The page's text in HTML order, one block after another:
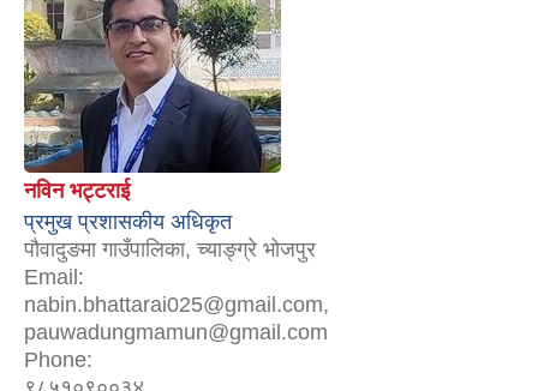
नविन भट्टराई
प्रमुख प्रशासकीय अधिकृत
पौवादुङमा गाउँपालिका, च्याङ्ग्रे भोजपुर
Email:
nabin.bhattarai025@gmail.com,
pauwadungmamun@gmail.com
Phone: